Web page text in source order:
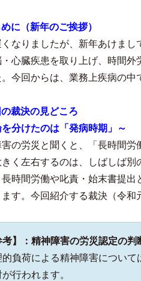
に（新年のご挨拶）
なりましたが、新年あけま
心臓疾患を取り上げ、時間
。今回からは、業務上疾病の
裁決の見どころ
を分けたのは「発病時期」～
の労災と聞くと、「長時間
く左右するのは、しばしば
長時間労働や叱責・始末書提
す。今回紹介する裁決（令和
考】：精神障害の労災認定の判
的負荷による精神障害につい
行われます。